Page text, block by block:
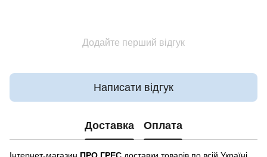
Додайте перший відгук
Написати відгук
Доставка Оплата